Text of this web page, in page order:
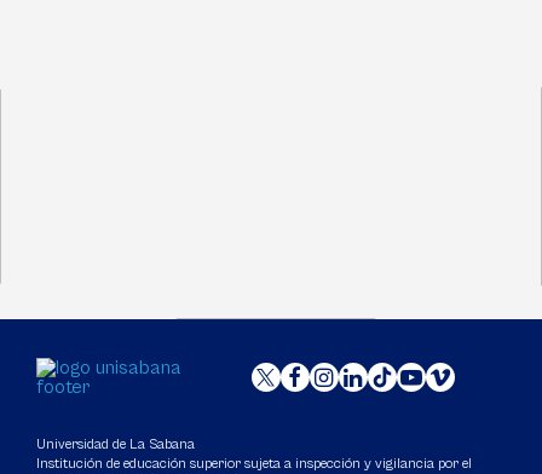
Universidad de La Sabana
Institución de educación superior sujeta a inspección y vigilancia por el